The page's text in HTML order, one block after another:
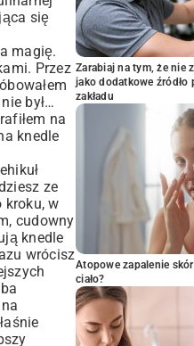
się
magię.
Przez
był…
na
knedle
ze
kroku, w
cudowny
knedle
wrócisz
Zarabiaj na tym, że nie
jako dodatkowe
zakładu
Atopowe zapalenie
ciało?